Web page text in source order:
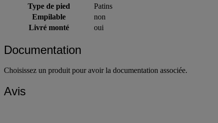
Type de pied
Patins
Empilable
non
Livré monté
oui
Documentation
Choisissez un produit pour avoir la documentation associée.
Avis